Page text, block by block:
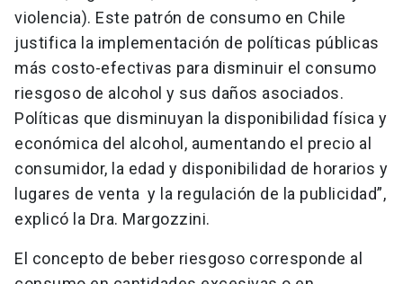
violencia). Este patrón de consumo en Chile
justifica la implementación de políticas públicas
más costo-efectivas para disminuir el consumo
riesgoso de alcohol y sus daños asociados.
Políticas que disminuyan la disponibilidad física y
económica del alcohol, aumentando el precio al
consumidor, la edad y disponibilidad de horarios y
lugares de venta y la regulación de la publicidad”,
explicó la Dra. Margozzini.
El concepto de beber riesgoso corresponde al